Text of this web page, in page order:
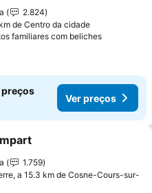
2.824
de Centro da cidade
familiares com beliches
preços
Ver preços
aos favoritos
1.759
a 15.3 km de Cosne-Cours-sur-